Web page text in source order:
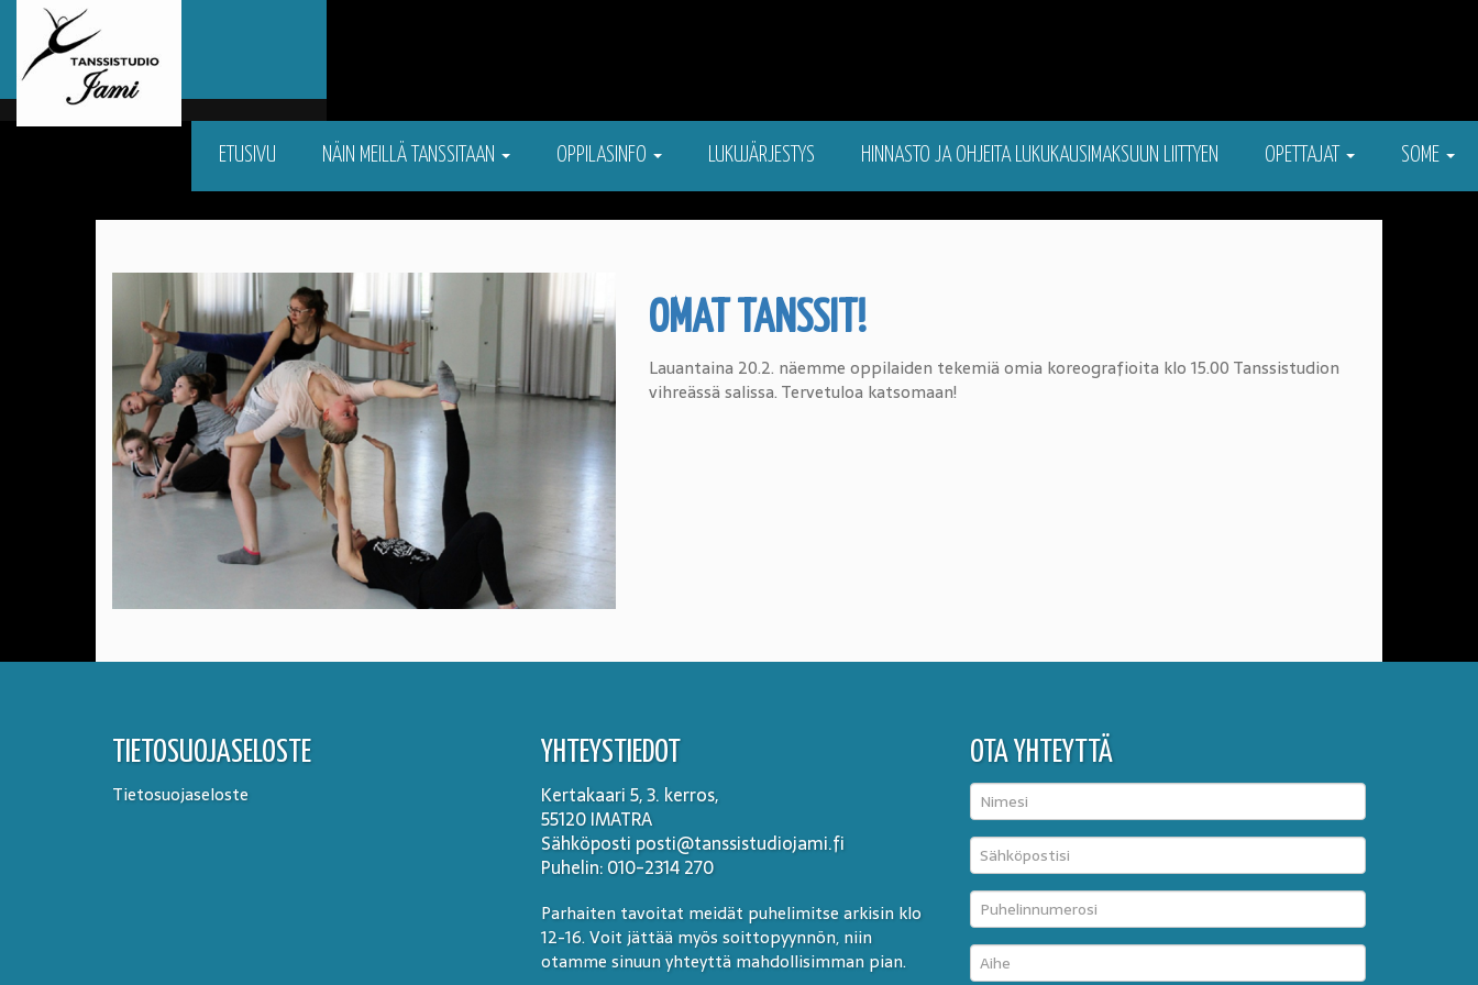
ETUSIVU NÄIN MEILLÄ TANSSITAAN OPPILASINFO LUKUJÄRJESTYS HINNASTO JA OHJEITA LUKUKAUSIMAKSUUN LIITTYEN OPETTAJAT SOME
OMAT TANSSIT!
Lauantaina 20.2. näemme oppilaiden tekemiä omia koreografioita klo 15.00 Tanssistudion
vihreässä salissa. Tervetuloa katsomaan!
TIETOSUOJASELOSTE
Tietosuojaseloste
YHTEYSTIEDOT
Kertakaari 5, 3. kerros,
55120 IMATRA
Sähköposti posti@tanssistudiojami.fi
Puhelin: 010-2314 270
Parhaiten tavoitat meidät puhelimitse arkisin klo
12-16. Voit jättää myös soittopyynnön, niin
otamme sinuun yhteyttä mahdollisimman pian.
OTA YHTEYTTÄ